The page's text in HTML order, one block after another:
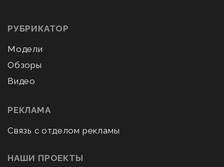
РУБРИКАТОР
Модели
Обзоры
Видео
РЕКЛАМА
Связь с отделом рекламы
НАШИ ПРОЕКТЫ